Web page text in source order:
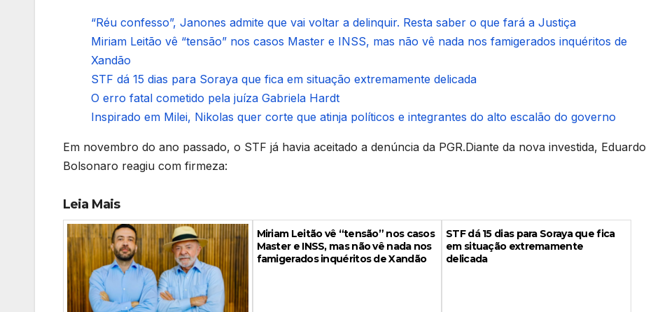
“Réu confesso”, Janones admite que vai voltar a delinquir. Resta saber o que fará a Justiça
Miriam Leitão vê “tensão” nos casos Master e INSS, mas não vê nada nos famigerados inquéritos de
Xandão
STF dá 15 dias para Soraya que fica em situação extremamente delicada
O erro fatal cometido pela juíza Gabriela Hardt
Inspirado em Milei, Nikolas quer corte que atinja políticos e integrantes do alto escalão do governo
Em novembro do ano passado, o STF já havia aceitado a denúncia da PGR.Diante da nova investida, Eduardo
Bolsonaro reagiu com firmeza:
Leia Mais
Miriam Leitão vê “tensão” nos casos
Master e INSS, mas não vê nada nos
famigerados inquéritos de Xandão
STF dá 15 dias para Soraya que fica
em situação extremamente
delicada